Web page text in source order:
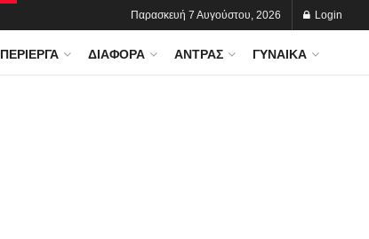
Παρασκευή 7 Αυγούστου, 2026 Login
ΠΕΡΊΕΡΓΑ ΔΙΆΦΟΡΑ ΆΝΤΡΑΣ ΓΥΝΑΊΚΑ